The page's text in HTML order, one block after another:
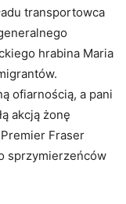
transportowca
hrabina Maria
ofiarnością, a pani
akcją żonę
Fraser
sprzymierzeńców